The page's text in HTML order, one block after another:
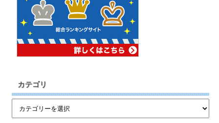
カテゴリ